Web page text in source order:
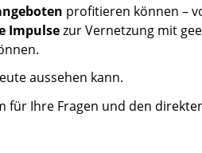
profitieren können –
Impulsezur Vernetzung mit
aussehen kann.
für Ihre Fragen und den